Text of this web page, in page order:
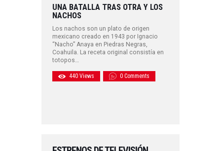
UNA BATALLA TRAS OTRA Y LOS
NACHOS
Los nachos son un plato de origen
mexicano creado en 1943 por Ignacio
“Nacho” Anaya en Piedras Negras,
Coahuila. La receta original consistía en
totopos…
440 Views 0 Comments